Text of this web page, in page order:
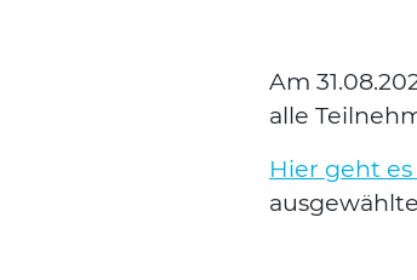
Am
alle
Hier geht